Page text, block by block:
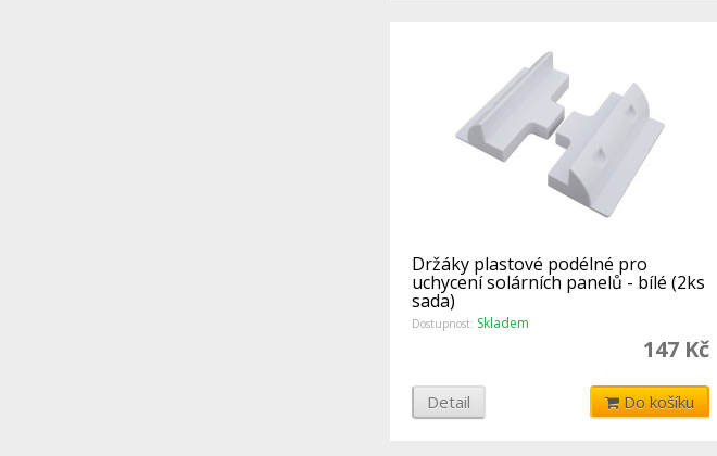
Držáky plastové podélné pro
uchycení solárních panelů - bílé (2ks
sada)
Dostupnost: Skladem
147 Kč
Detail Do košíku